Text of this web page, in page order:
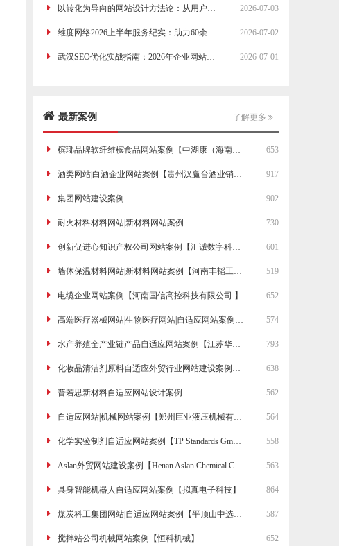
2026-07-03
以转化为导向的网站设计方法论：从用户行为模式到页面布局的实战策略
2026-07-02
维度网络2026上半年服务纪实：助力60余家传统企业完成数字化转型与线上获客升级
2026-07-01
武汉SEO优化实战指南：2026年企业网站排名提升的五个关键步骤
了解更多
最新案例
653
槟瑯品牌软纤维槟食品网站案例【中湖康（海南）科技公司】
917
酒类网站|白酒企业网站案例【贵州汉赢台酒业销售有限公司】
902
集团网站建设案例
730
耐火材料材料网站|新材料网站案例
601
创新促进心知识产权公司网站案例【汇诚数字科技(河南)有限公司】
519
墙体保温材料网站|新材料网站案例【河南丰韬工程材料有限公司】
652
电缆企业网站案例【河南国信高控科技有限公司 】
574
高端医疗器械网站|生物医疗网站|自适应网站案例【东弘耀兴(河南)药业有限公司】
793
水产养殖全产业链产品自适应网站案例【江苏华实药业有限公司】
638
化妆品清洁剂原料自适应外贸行业网站建设案例【Henan Jiahe Biotechnology Co. Ltd.】
562
普若思新材料自适应网站设计案例
564
自适应网站|机械网站案例【郑州巨业液压机械有限公司】
558
化学实验制剂自适应网站案例【TP Standards GmbH】
563
Aslan外贸网站建设案例【Henan Aslan Chemical Co.,Ltd】
864
具身智能机器人自适应网站案例【拟真电子科技】
587
煤炭科工集团网站|自适应网站案例【平顶山中选自控系统有限公司】
652
搅拌站公司机械网站案例【恒科机械】